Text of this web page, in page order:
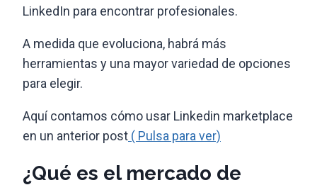
LinkedIn para encontrar profesionales.
A medida que evoluciona, habrá más
herramientas y una mayor variedad de opciones
para elegir.
Aquí contamos cómo usar Linkedin marketplace
en un anterior post ( Pulsa para ver)
¿Qué es el mercado de